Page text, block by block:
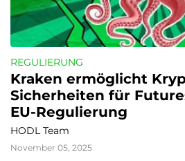
REGULIERUNG
Kraken ermöglicht
Sicherheiten für
EU-Regulierung
HODL Team
November 05, 2025